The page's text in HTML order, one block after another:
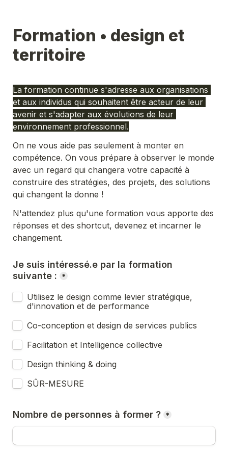
Formation • design et
territoire
La formation continue s'adresse aux organisations
et aux individus qui souhaitent être acteur de leur
avenir et s'adapter aux évolutions de leur
environnement professionnel.
On ne vous aide pas seulement à monter en
compétence. On vous prépare à observer le monde
avec un regard qui changera votre capacité à
construire des stratégies, des projets, des solutions
qui changent la donne !
N'attendez plus qu'une formation vous apporte des
réponses et des shortcut, devenez et incarner le
changement.
Je suis intéressé.e par la formation
suivante :
*
Utilisez le design comme levier stratégique,
d'innovation et de performance
Co-conception et design de services publics
Facilitation et Intelligence collective
Design thinking & doing
SÛR-MESURE
Nombre de personnes à former ? *